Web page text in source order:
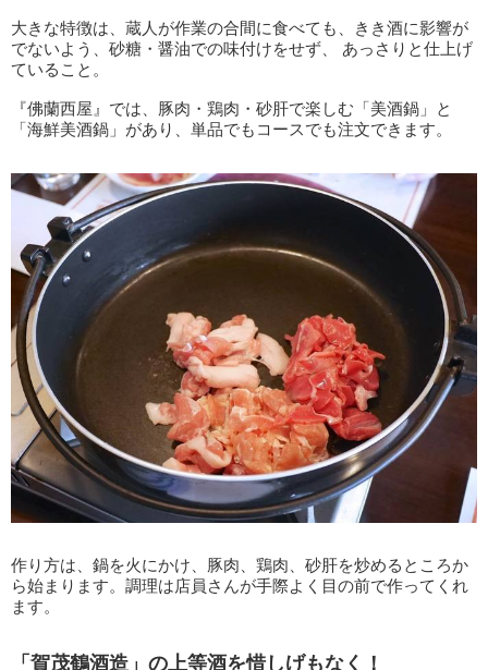
大きな特徴は、蔵人が作業の合間に食べても、きき酒に影響が
でないよう、砂糖・醤油での味付けをせず、 あっさりと仕上げ
ていること。
『佛蘭西屋』では、豚肉・鶏肉・砂肝で楽しむ「美酒鍋」と
「海鮮美酒鍋」があり、単品でもコースでも注文できます。
作り方は、鍋を火にかけ、豚肉、鶏肉、砂肝を炒めるところか
ら始まります。調理は店員さんが手際よく目の前で作ってくれ
ます。
「賀茂鶴酒造」の上等酒を惜しげもなく！